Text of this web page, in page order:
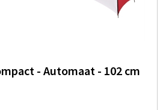
- Automaat - 102 cm